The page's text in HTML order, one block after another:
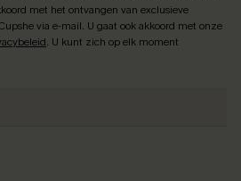
met het ontvangen van exclusieve
via e-mail. U gaat ook akkoord met onze
. U kunt zich op elk moment